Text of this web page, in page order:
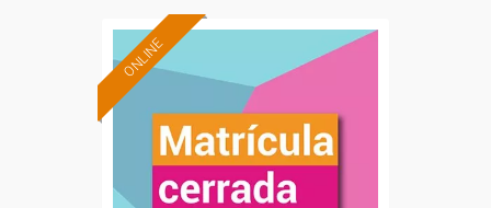
ONLINE